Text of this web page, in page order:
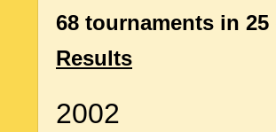
68 tournaments in 25
Results
2002